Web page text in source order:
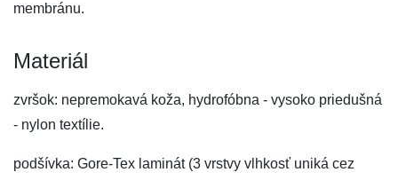
membránu.
Materiál
zvršok: nepremokavá koža, hydrofóbna - vysoko priedušná
- nylon textílie.
podšívka: Gore-Tex laminát (3 vrstvy vlhkosť uniká cez